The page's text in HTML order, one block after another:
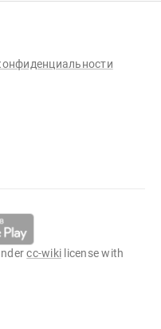
cc-wiki license with